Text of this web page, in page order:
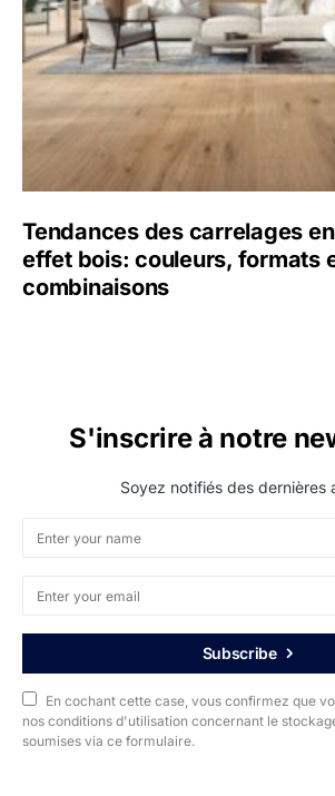
Tendances des carrelages
effet bois: couleurs, formats
combinaisons
S'inscrire à notre
Soyez notifiés des dernières
Subscribe
En cochant cette case, vous confirmez que
nos conditions d'utilisation concernant le
soumises via ce formulaire.